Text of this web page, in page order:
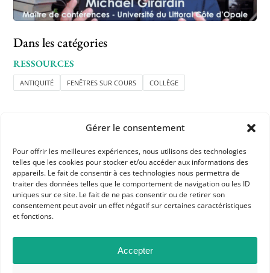
Gérer le consentement
Pour offrir les meilleures expériences, nous utilisons des technologies
telles que les cookies pour stocker et/ou accéder aux informations des
appareils. Le fait de consentir à ces technologies nous permettra de
traiter des données telles que le comportement de navigation ou les ID
uniques sur ce site. Le fait de ne pas consentir ou de retirer son
consentement peut avoir un effet négatif sur certaines caractéristiques
et fonctions.
Accepter
Dans les catégories
RESSOURCES
ANTIQUITÉ FENÊTRES SUR COURS COLLÈGE
APHG
Association des professeurs d'histoire et géographie
BP 6541 – 75065 Paris Cedex 02